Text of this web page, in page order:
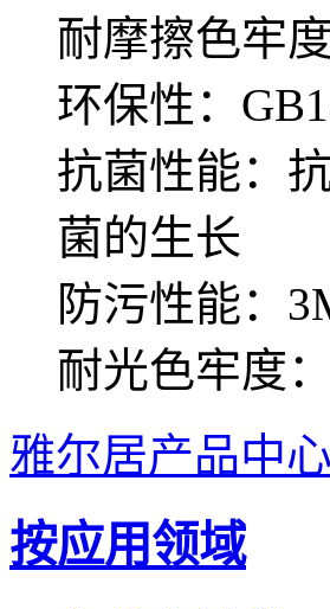
耐摩擦色牢
环保性：
抗菌性能：
菌的生长
防污性能：
耐光色牢度
雅尔居产品中心
按应用领域